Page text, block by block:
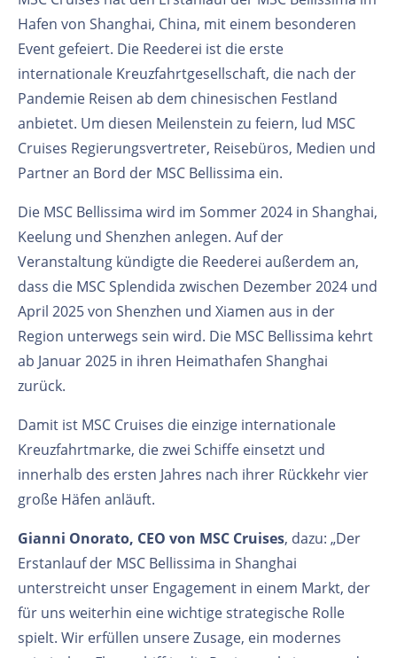
Hafen von Shanghai, China, mit einem besonderen
Event gefeiert. Die Reederei ist die erste
internationale Kreuzfahrtgesellschaft, die nach der
Pandemie Reisen ab dem chinesischen Festland
anbietet. Um diesen Meilenstein zu feiern, lud MSC
Cruises Regierungsvertreter, Reisebüros, Medien und
Partner an Bord der MSC Bellissima ein.
Die MSC Bellissima wird im Sommer 2024 in Shanghai,
Keelung und Shenzhen anlegen. Auf der
Veranstaltung kündigte die Reederei außerdem an,
dass die MSC Splendida zwischen Dezember 2024 und
April 2025 von Shenzhen und Xiamen aus in der
Region unterwegs sein wird. Die MSC Bellissima kehrt
ab Januar 2025 in ihren Heimathafen Shanghai
zurück.
Damit ist MSC Cruises die einzige internationale
Kreuzfahrtmarke, die zwei Schiffe einsetzt und
innerhalb des ersten Jahres nach ihrer Rückkehr vier
große Häfen anläuft.
Gianni Onorato, CEO von MSC Cruises, dazu: „Der
Erstanlauf der MSC Bellissima in Shanghai
unterstreicht unser Engagement in einem Markt, der
für uns weiterhin eine wichtige strategische Rolle
spielt. Wir erfüllen unsere Zusage, ein modernes